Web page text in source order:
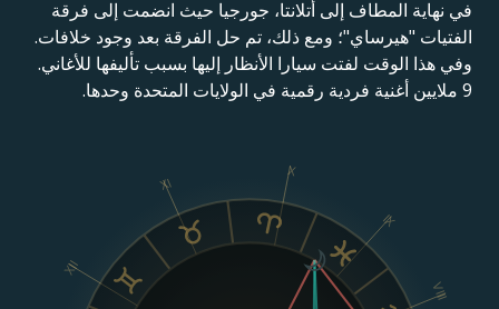
في نهاية المطاف إلى أتلانتا، جورجيا حيث انضمت إلى فرقة
الفتيات "هيرساي"؛ ومع ذلك، تم حل الفرقة بعد وجود خلافات.
وفي هذا الوقت لفتت سيارا الأنظار إليها بسبب تأليفها للأغاني.
9 ملايين أغنية فردية رقمية في الولايات المتحدة وحدها.
VIII
IX
X
XI
XII